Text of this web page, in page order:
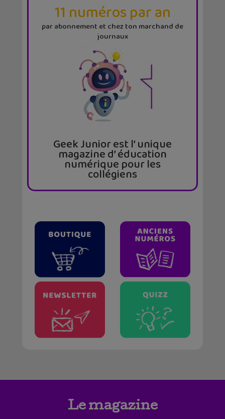
11 numéros par an
par abonnement et chez ton marchand de
journaux
Geek Junior est l’ unique
magazine d’ éducation
numérique pour les
collégiens
Le magazine